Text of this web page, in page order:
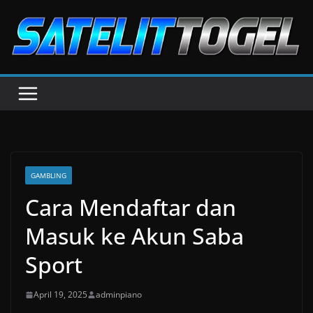
content
GAMBLING
Cara Mendaftar dan
Masuk ke Akun Saba
Sport
April 19, 2025 adminpiano